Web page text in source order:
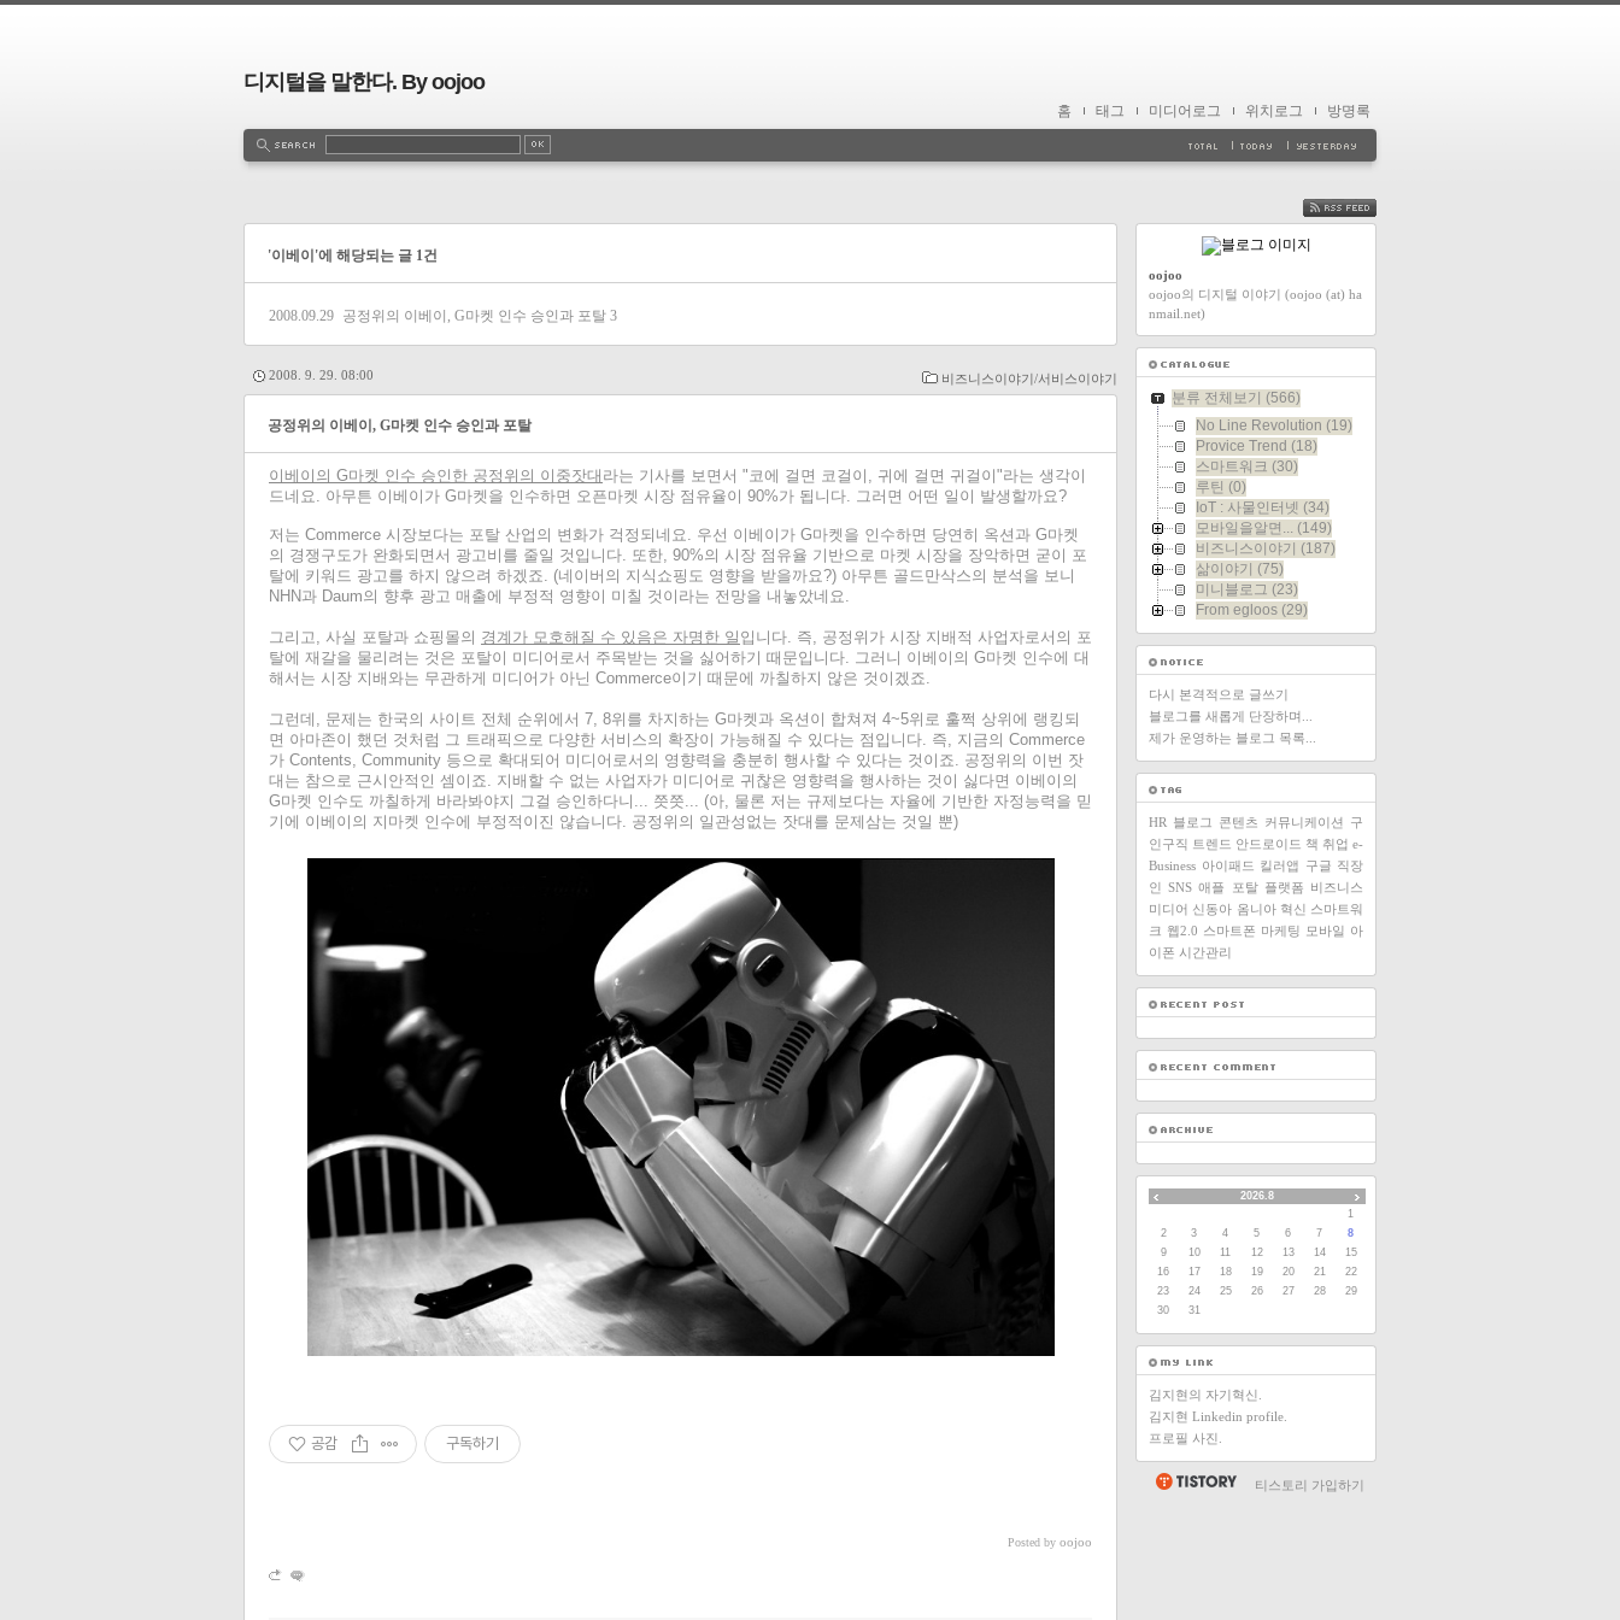
디지털을 말한다. By oojoo
홈 태그 미디어로그 위치로그 방명록
'이베이'에 해당되는 글 1건
2008.09.29 공정위의 이베이, G마켓 인수 승인과 포탈 3
비즈니스이야기/서비스이야기
2008. 9. 29. 08:00
공정위의 이베이, G마켓 인수 승인과 포탈
이베이의 G마켓 인수 승인한 공정위의 이중잣대 라는 기사를 보면서 "코에 걸면 코걸이, 귀에 걸면 귀걸이"라는 생각이
드네요. 아무튼 이베이가 G마켓을 인수하면 오픈마켓 시장 점유율이 90%가 됩니다. 그러면 어떤 일이 발생할까요?
저는 Commerce 시장보다는 포탈 산업의 변화가 걱정되네요. 우선 이베이가 G마켓을 인수하면 당연히 옥션과 G마켓
의 경쟁구도가 완화되면서 광고비를 줄일 것입니다. 또한, 90%의 시장 점유율 기반으로 마켓 시장을 장악하면 굳이 포
탈에 키워드 광고를 하지 않으려 하겠죠. (네이버의 지식쇼핑도 영향을 받을까요?) 아무튼 골드만삭스의 분석을 보니
NHN과 Daum의 향후 광고 매출에 부정적 영향이 미칠 것이라는 전망을 내놓았네요.
그리고, 사실 포탈과 쇼핑몰의 경계가 모호해질 수 있음은 자명한 일 입니다. 즉, 공정위가 시장 지배적 사업자로서의 포
탈에 재갈을 물리려는 것은 포탈이 미디어로서 주목받는 것을 싫어하기 때문입니다. 그러니 이베이의 G마켓 인수에 대
해서는 시장 지배와는 무관하게 미디어가 아닌 Commerce이기 때문에 까칠하지 않은 것이겠죠.
그런데, 문제는 한국의 사이트 전체 순위에서 7, 8위를 차지하는 G마켓과 옥션이 합쳐져 4~5위로 훌쩍 상위에 랭킹되
면 아마존이 했던 것처럼 그 트래픽으로 다양한 서비스의 확장이 가능해질 수 있다는 점입니다. 즉, 지금의 Commerce
가 Contents, Community 등으로 확대되어 미디어로서의 영향력을 충분히 행사할 수 있다는 것이죠. 공정위의 이번 잣
대는 참으로 근시안적인 셈이죠. 지배할 수 없는 사업자가 미디어로 귀찮은 영향력을 행사하는 것이 싫다면 이베이의
G마켓 인수도 까칠하게 바라봐야지 그걸 승인하다니... 쯧쯧... (아, 물론 저는 규제보다는 자율에 기반한 자정능력을 믿
기에 이베이의 지마켓 인수에 부정적이진 않습니다. 공정위의 일관성없는 잣대를 문제삼는 것일 뿐)
공감 구독하기
Posted by oojoo
FEED
oojoo
oojoo의 디지털 이야기 (oojoo (at) ha
nmail.net)
분류 전체보기
(566)
No Line Revolution (19)
Provice Trend (18)
스마트워크 (30)
루틴 (0)
IoT : 사물인터넷 (34)
모바일을알면... (149)
비즈니스이야기
(187)
삶이야기
(75)
미니블로그 (23)
From egloos (29)
다시 본격적으로 글쓰기
블로그를 새롭게 단장하며...
제가 운영하는 블로그 목록...
HR 블로그 콘텐츠 커뮤니케이션 구
인구직 트렌드 안드로이드 책 취업 e-
Business 아이패드 킬러앱 구글 직장
인 SNS 애플 포탈 플랫폼 비즈니스
미디어 신동아 옴니아 혁신 스마트워
크 웹2.0 스마트폰 마케팅 모바일 아
이폰 시간관리
2026.8
1
2
3 4 5 6 7
8
9
10 11 12 13 14
15
16
17 18 19 20 21
22
23
24 25 26 27 28
29
30
31
김지현의 자기혁신.
김지현 Linkedin profile.
프로필 사진.
티스토리 가입하기